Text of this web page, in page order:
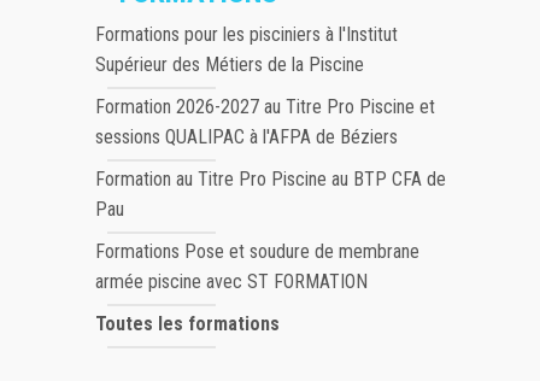
Formations pour les pisciniers à l'Institut
Supérieur des Métiers de la Piscine
Formation 2026-2027 au Titre Pro Piscine et
sessions QUALIPAC à l'AFPA de Béziers
Formation au Titre Pro Piscine au BTP CFA de
Pau
Formations Pose et soudure de membrane
armée piscine avec ST FORMATION
Toutes les formations